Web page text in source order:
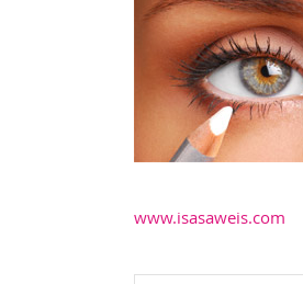
www.isasaweis.com